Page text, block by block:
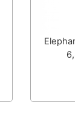
Elephant